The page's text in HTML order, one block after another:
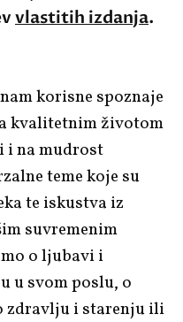
vlastitih izdanja.
korisne spoznaje
kvalitetnim životom
i na mudrost
teme koje su
te iskustva iz
suvremenim
o ljubavi i
u svom poslu, o
zdravlju i starenju ili